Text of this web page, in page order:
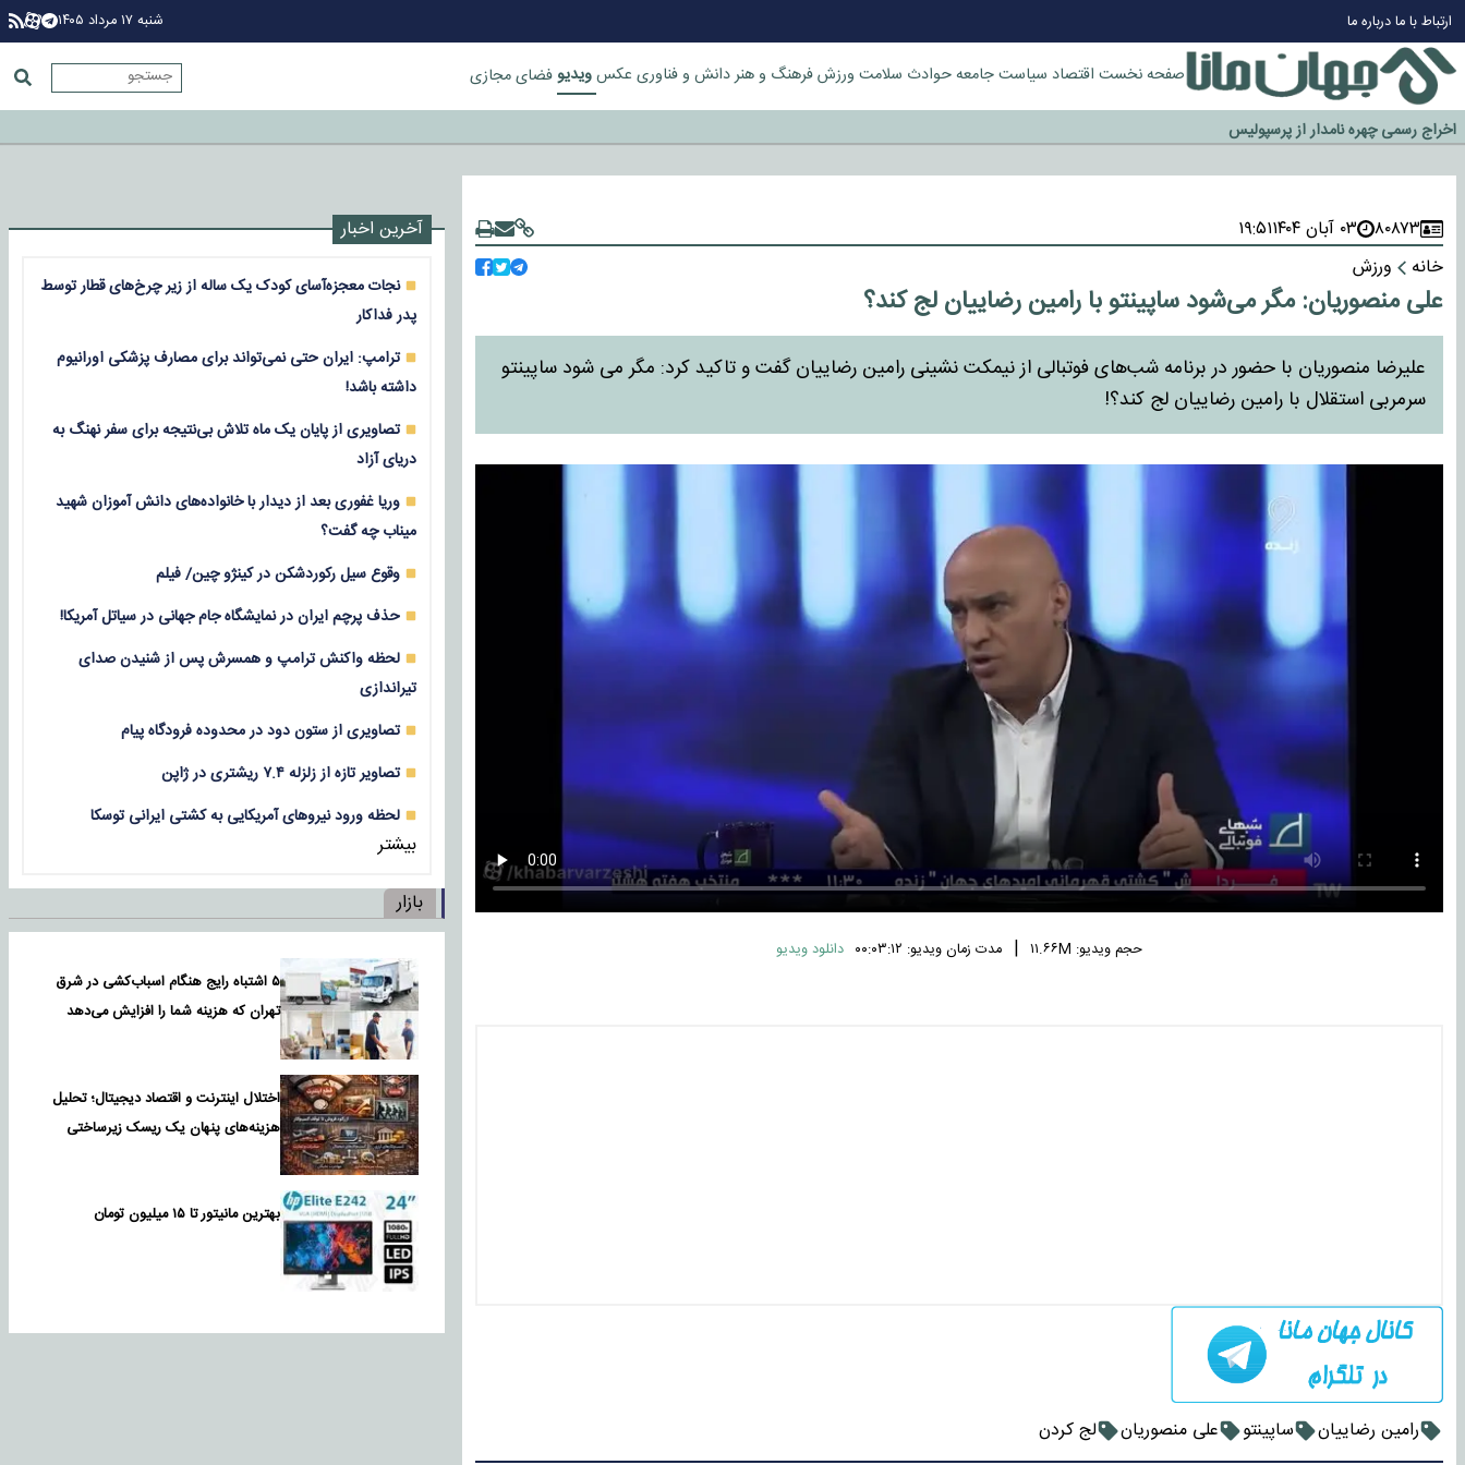
ارتباط با مادرباره ما شنبه ۱۷ مرداد ۱۴۰۵
صفحه نخست اقتصاد سیاستجامعهحوادث سلامت ورزشفرهنگ و هنردانش و فناوری عکسویدیوفضای مجازی
چرا طلا دوباره افزایشی شد؟
گزینه جدایی اوسمار روی میز مدیران پرسپولیس
آیا رئیس جمهور آمریکا قانون را دور می‌زند؟
اخراج رسمی چهره نامدار از پرسپولیس
سازمان اطلاعات سپاه: پروژه دولت ترامپ برای مهار چین، روسیه و اروپا شکست خورد
۸۰۸۷۳ ۰۳ آبان ۱۴۰۴
۱۹:۵۱
خانه
ورزش
علی منصوریان: مگر می‌شود ساپینتو با رامین رضاییان لج کند؟
علیرضا منصوریان با حضور در برنامه شب‌های فوتبالی از نیمکت نشینی رامین رضاییان گفت و تاکید کرد: مگر می شود ساپینتو
سرمربی استقلال با رامین رضاییان لج کند؟!
حجم ویدیو: ۱۱.۶۶M | مدت زمان ویدیو: ۰۰:۰۳:۱۲ دانلود ویدیو
رامین رضاییان ساپینتو علی منصوریان لج کردن
آخرین اخبار
نجات معجزه‌آسای کودک یک ساله از زیر چرخ‌های قطار توسط
پدر فداکار
ترامپ: ایران حتی نمی‌تواند برای مصارف پزشکی اورانیوم
داشته باشد!
تصاویری از پایان یک ماه تلاش بی‌نتیجه برای سفر نهنگ به
دریای آزاد
وریا غفوری بعد از دیدار با خانواده‌های دانش آموزان شهید
میناب چه گفت؟
وقوع سیل رکوردشکن در کینژو چین/ فیلم
حذف پرچم ایران در نمایشگاه جام جهانی در سیاتل آمریکا!
لحظه واکنش ترامپ و همسرش پس از شنیدن صدای
تیراندازی
تصاویری از ستون دود در محدوده فرودگاه پیام
تصاویر تازه از زلزله‌ ۷.۴ ریشتری در ژاپن
لحظه ورود نیروهای آمریکایی به کشتی ایرانی توسکا
بیشتر
بازار
۵ اشتباه رایج هنگام اسباب‌کشی در شرق
تهران که هزینه شما را افزایش می‌دهد
اختلال اینترنت و اقتصاد دیجیتال؛ تحلیل
هزینه‌های پنهان یک ریسک زیرساختی
بهترین مانیتور تا ۱۵ میلیون تومان